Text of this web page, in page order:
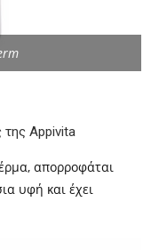
της Appivita
απορροφάται
υφή και έχει